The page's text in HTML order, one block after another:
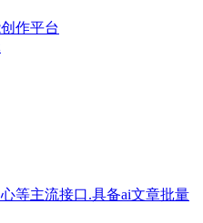
作平台
等主流接口.具备ai文章批量